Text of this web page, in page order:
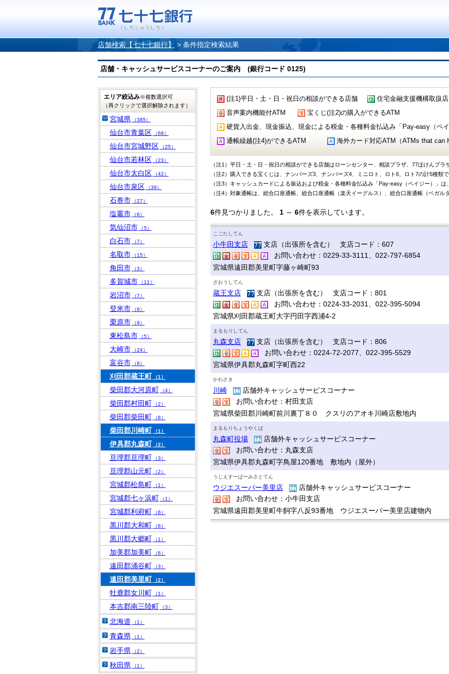
店舗検索【七十七銀行】 > 条件指定検索結果
店舗・キャッシュサービスコーナーのご案内 (銀行コード 0125)
(注1)平日・土・日・祝日の相談ができる店舗 住宅金融支援機構取扱店
音声案内機能付ATM
宝くじ(注2)の購入ができるATM
硬貨入出金、現金振込、現金による税金・各種料金払込み「Pay-easy（ペ
通帳繰越(注4)ができるATM
海外カード対応ATM（ATMs that can
（注1）平日・土・日・祝日の相談ができる店舗はローンセンター、相談プラザ、77ほけんプラ
（注2）購入できる宝くじは、ナンバーズ3、ナンバーズ4、ミニロト、ロト6、ロト7の計5種類で
（注3）キャッシュカードによる振込および税金・各種料金払込み「Pay-easy（ペイジー）」は
（注4）対象通帳は、総合口座通帳、総合口座通帳（楽天イーグルス）、総合口座通帳（ベガル
6件見つかりました。 1～ 6件を表示しています。
こごたしてん
小牛田支店
支店（出張所を含む） 支店コード：607
お問い合わせ：0229-33-3111、022-797-6854
宮城県遠田郡美里町字藤ヶ崎町93
ざおうしてん
蔵王支店
支店（出張所を含む） 支店コード：801
お問い合わせ：0224-33-2031、022-395-5094
宮城県刈田郡蔵王町大字円田字西浦4-2
まるもりしてん
丸森支店
支店（出張所を含む） 支店コード：806
お問い合わせ：0224-72-2077、022-395-5529
宮城県伊具郡丸森町字町西22
かわさき
川崎
店舗外キャッシュサービスコーナー
お問い合わせ：村田支店
宮城県柴田郡川崎町前川裏丁８０ クスリのアオキ川崎店敷地内
まるもりちょうやくば
丸森町役場
店舗外キャッシュサービスコーナー
お問い合わせ：丸森支店
宮城県伊具郡丸森町字鳥屋120番地 敷地内（屋外）
うじえすーぱーみさとてん
ウジエスーパー美里店
店舗外キャッシュサービスコーナー
お問い合わせ：小牛田支店
宮城県遠田郡美里町牛飼字八反93番地 ウジエスーパー美里店建物内
エリア絞込み※複数選択可
（再クリックで選択解除されます）
宮城県 （385）
仙台市青葉区 （68）
仙台市宮城野区 （25）
仙台市若林区 （23）
仙台市太白区 （42）
仙台市泉区 （39）
石巻市 （27）
塩竈市 （6）
気仙沼市 （5）
白石市 （7）
名取市 （15）
角田市 （3）
多賀城市 （11）
岩沼市 （7）
登米市 （8）
栗原市 （9）
東松島市 （5）
大崎市 （24）
富谷市 （8）
刈田郡蔵王町 （1）
柴田郡大河原町 （4）
柴田郡村田町 （2）
柴田郡柴田町 （8）
柴田郡川崎町 （1）
伊具郡丸森町 （2）
亘理郡亘理町 （3）
亘理郡山元町 （2）
宮城郡松島町 （1）
宮城郡七ヶ浜町 （1）
宮城郡利府町 （6）
黒川郡大和町 （6）
黒川郡大郷町 （1）
加美郡加美町 （6）
遠田郡涌谷町 （3）
遠田郡美里町 （2）
牡鹿郡女川町 （1）
本吉郡南三陸町 （3）
北海道 （1）
青森県 （1）
岩手県 （2）
秋田県 （1）